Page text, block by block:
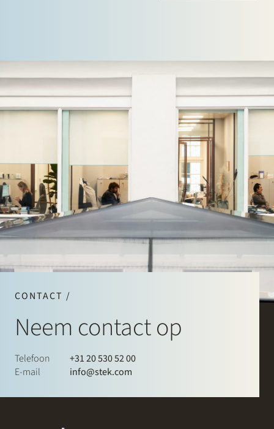
CONTACT /
Neem contact op
Telefoon
+31 20 530 52 00
E-mail
info@stek.com